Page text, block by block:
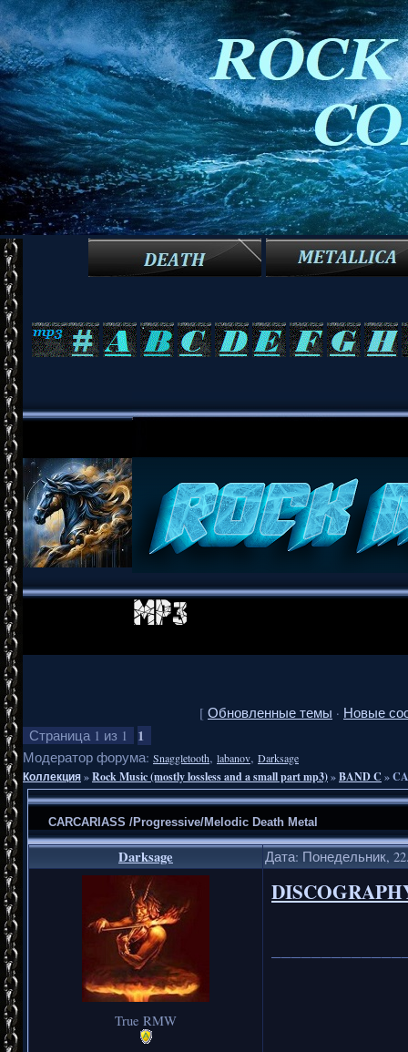
[ Обновленные темы · Новые
Страница 1 из 1 1
Модератор форума: Snaggletooth, labanov, Darksage
Коллекция»Rock Music (mostly lossless and a small part mp3)»BAND C »
CARCARIASS /Progressive/Melodic Death Metal
Darksage Дата: Понедельник,
True RMW